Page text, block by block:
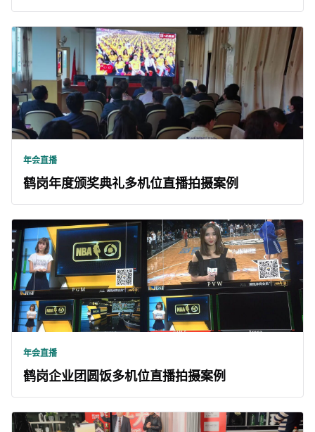
年会直播
鹤岗年度颁奖典礼多机位直播拍摄案例
年会直播
鹤岗企业团圆饭多机位直播拍摄案例